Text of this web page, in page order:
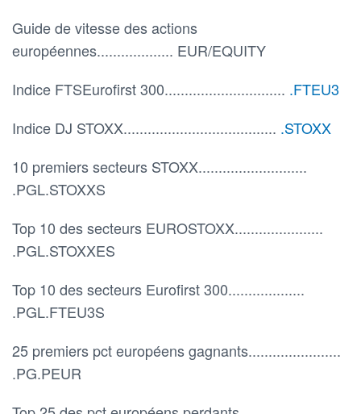
Guide de vitesse des actions
européennes................... EUR/EQUITY
Indice FTSEurofirst 300.............................. .FTEU3
Indice DJ STOXX...................................... .STOXX
10 premiers secteurs STOXX...........................
.PGL.STOXXS
Top 10 des secteurs EUROSTOXX......................
.PGL.STOXXES
Top 10 des secteurs Eurofirst 300...................
.PGL.FTEU3S
25 premiers pct européens gagnants.......................
.PG.PEUR